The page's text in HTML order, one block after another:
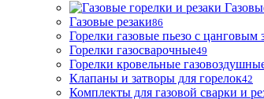
Газовые резаки86
Горелки газовые пьезо с цанговым
Горелки газосварочные49
Горелки кровельные
Клапаны и затворы для горелок42
Комплекты для газовой сварки и